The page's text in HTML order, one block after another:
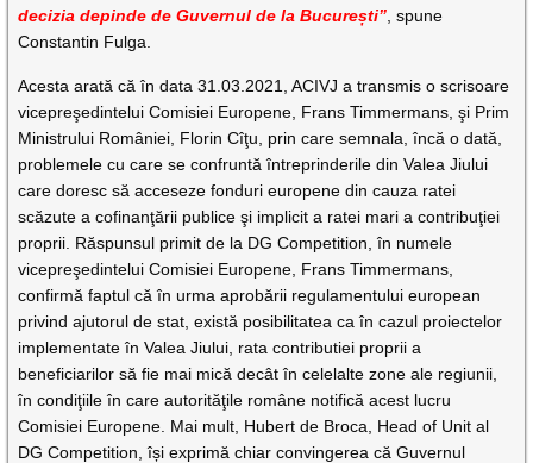
decizia depinde de Guvernul de la București” , spune
Constantin Fulga.
Acesta arată că în data 31.03.2021, ACIVJ a transmis o scrisoare
vicepreşedintelui Comisiei Europene, Frans Timmermans, şi Prim
Ministrului României, Florin Cîţu, prin care semnala, încă o dată,
problemele cu care se confruntă întreprinderile din Valea Jiului
care doresc să acceseze fonduri europene din cauza ratei
scăzute a cofinanţării publice şi implicit a ratei mari a contribuţiei
proprii. Răspunsul primit de la DG Competition, în numele
vicepreşedintelui Comisiei Europene, Frans Timmermans,
confirmă faptul că în urma aprobării regulamentului european
privind ajutorul de stat, există posibilitatea ca în cazul proiectelor
implementate în Valea Jiului, rata contributiei proprii a
beneficiarilor să fie mai mică decât în celelalte zone ale regiunii,
în condiţiile în care autorităţile române notifică acest lucru
Comisiei Europene. Mai mult, Hubert de Broca, Head of Unit al
DG Competition, își exprimă chiar convingerea că Guvernul